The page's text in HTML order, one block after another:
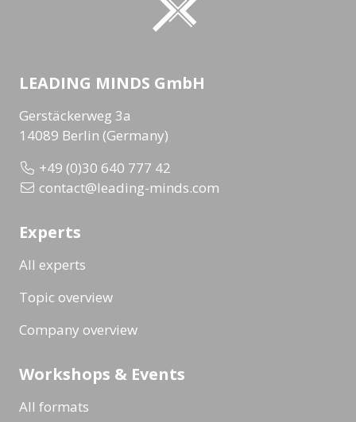
LEADING MINDS GmbH
Gerstäckerweg 3a
14089 Berlin (Germany)
+49 (0)30 640 777 42
contact@leading-minds.com
Experts
All experts
Topic overview
Company overview
Workshops & Events
All formats